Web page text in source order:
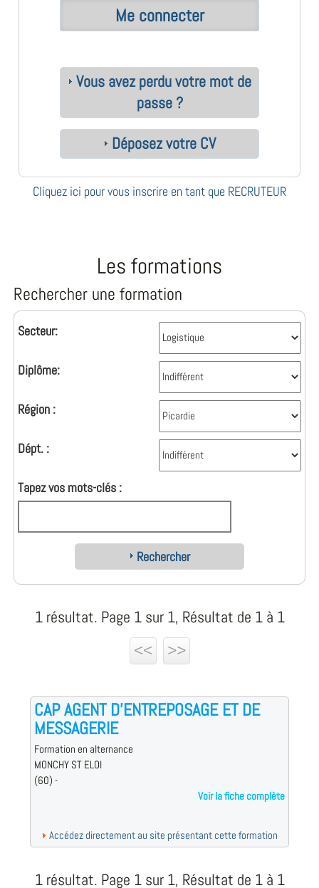
Vous avez perdu votre mot de
passe ?
Déposez votre CV
Cliquez ici pour vous inscrire en tant que RECRUTEUR
Les formations
Rechercher une formation
Secteur:
Diplôme:
Région :
Dépt. :
Tapez vos mots-clés :
Rechercher
1 résultat. Page 1 sur 1, Résultat de 1 à 1
<<
>>
CAP AGENT D’ENTREPOSAGE ET DE
MESSAGERIE
Formation en alternance
MONCHY ST ELOI
(60) -
Voir la fiche complète
Accédez directement au site présentant cette formation
1 résultat. Page 1 sur 1, Résultat de 1 à 1